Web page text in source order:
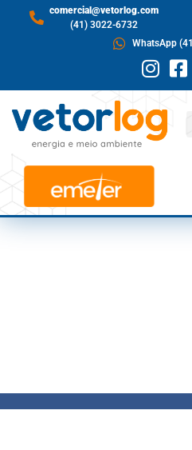
comercial@vetorlog.com
(41) 3022-6732
WhatsApp